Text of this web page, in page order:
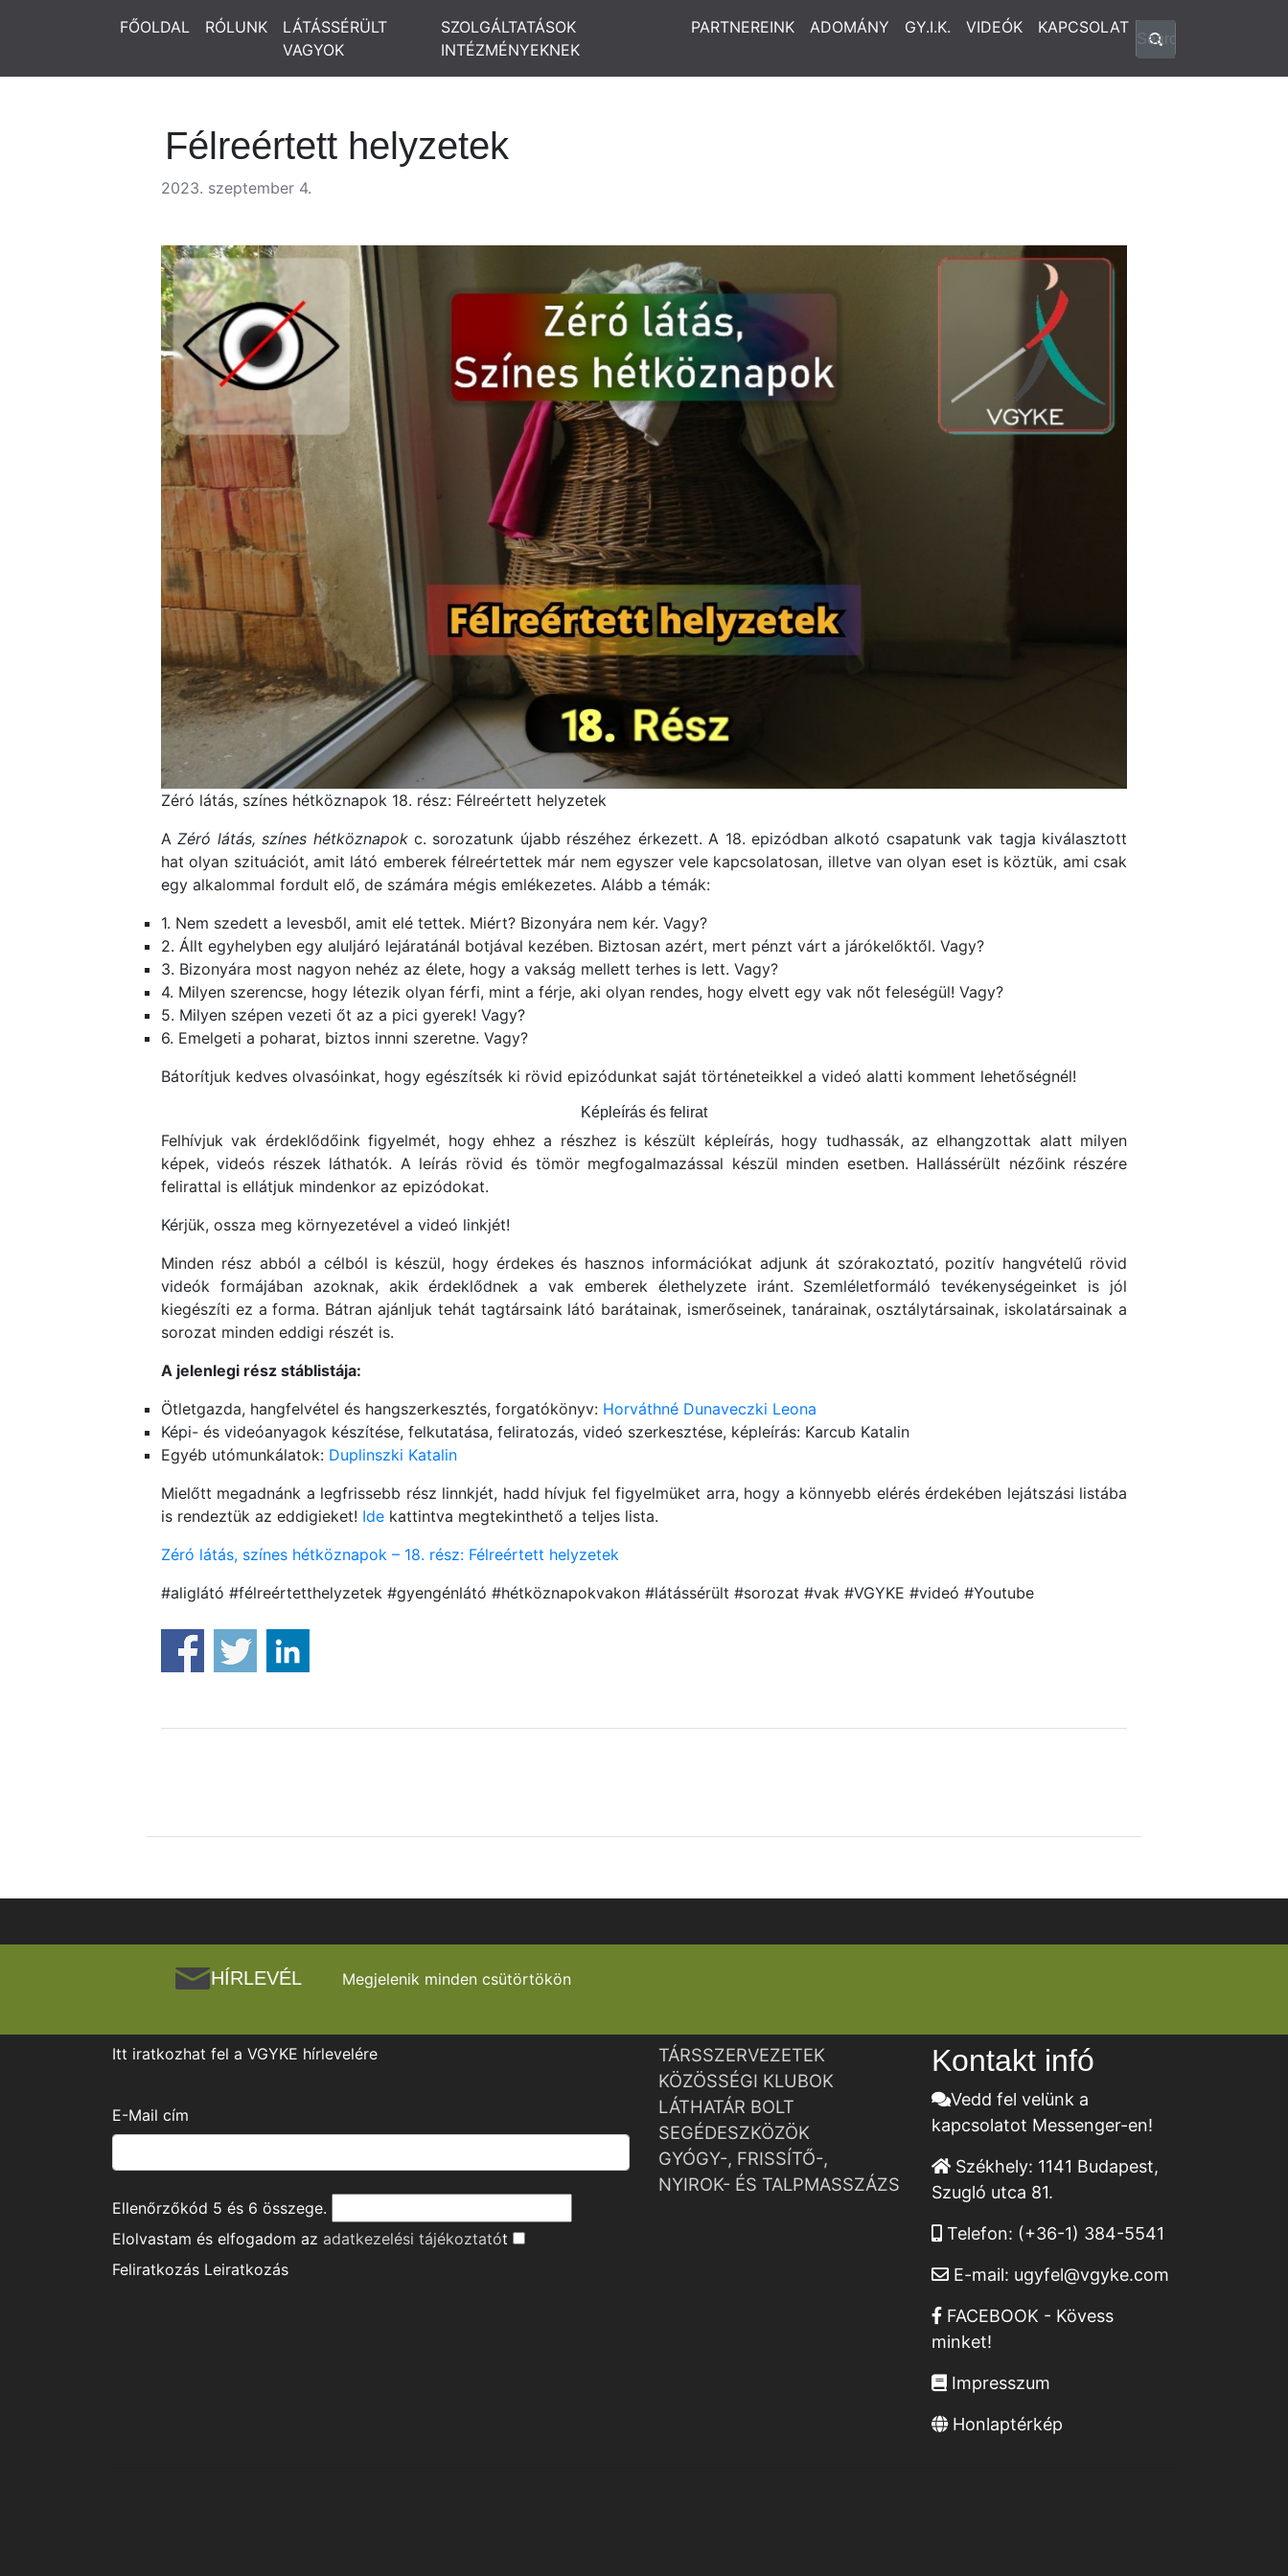
FŐOLDAL RÓLUNK
LÁTÁSSÉRÜLT
VAGYOK
SZOLGÁLTATÁSOK
INTÉZMÉNYEKNEK
PARTNEREINK ADOMÁNY GY.I.K. VIDEÓK KAPCSOLAT
Félreértett helyzetek
2023. szeptember 4.
Zéró látás, színes hétköznapok 18. rész: Félreértett helyzetek
AZéró látás, színes hétköznapokc. sorozatunk újabb részéhez érkezett. A 18. epizódban alkotó csapatunk vak tagja kiválasztott
hat olyan szituációt, amit látó emberek félreértettek már nem egyszer vele kapcsolatosan, illetve van olyan eset is köztük, ami csak
egy alkalommal fordult elő, de számára mégis emlékezetes. Alább a témák:
1. Nem szedett a levesből, amit elé tettek. Miért? Bizonyára nem kér. Vagy?
2. Állt egyhelyben egy aluljáró lejáratánál botjával kezében. Biztosan azért, mert pénzt várt a járókelőktől. Vagy?
3. Bizonyára most nagyon nehéz az élete, hogy a vakság mellett terhes is lett. Vagy?
4. Milyen szerencse, hogy létezik olyan férfi, mint a férje, aki olyan rendes, hogy elvett egy vak nőt feleségül! Vagy?
5. Milyen szépen vezeti őt az a pici gyerek! Vagy?
6. Emelgeti a poharat, biztos innni szeretne. Vagy?
Bátorítjuk kedves olvasóinkat, hogy egészítsék ki rövid epizódunkat saját történeteikkel a videó alatti komment lehetőségnél!
Képleírás és felirat
Felhívjuk vak érdeklődőink figyelmét, hogy ehhez a részhez is készült képleírás, hogy tudhassák, az elhangzottak alatt milyen
képek, videós részek láthatók. A leírás rövid és tömör megfogalmazással készül minden esetben. Hallássérült nézőink részére
felirattal is ellátjuk mindenkor az epizódokat.
Kérjük, ossza meg környezetével a videó linkjét!
Minden rész abból a célból is készül, hogy érdekes és hasznos információkat adjunk át szórakoztató, pozitív hangvételű rövid
videók formájában azoknak, akik érdeklődnek a vak emberek élethelyzete iránt. Szemléletformáló tevékenységeinket is jól
kiegészíti ez a forma. Bátran ajánljuk tehát tagtársaink látó barátainak, ismerőseinek, tanárainak, osztálytársainak, iskolatársainak a
sorozat minden eddigi részét is.
A jelenlegi rész stáblistája:
Ötletgazda, hangfelvétel és hangszerkesztés, forgatókönyv: Horváthné Dunaveczki Leona
Képi- és videóanyagok készítése, felkutatása, feliratozás, videó szerkesztése, képleírás: Karcub Katalin
Egyéb utómunkálatok: Duplinszki Katalin
Mielőtt megadnánk a legfrissebb rész linnkjét, hadd hívjuk fel figyelmüket arra, hogy a könnyebb elérés érdekében lejátszási listába
is rendeztük az eddigieket! Ide kattintva megtekinthető a teljes lista.
Zéró látás, színes hétköznapok – 18. rész: Félreértett helyzetek
#aliglátó #félreértetthelyzetek #gyengénlátó #hétköznapokvakon #látássérült #sorozat #vak #VGYKE #videó #Youtube
HÍRLEVÉL Megjelenik minden csütörtökön
Itt iratkozhat fel a VGYKE hírlevelére
E-Mail cím
Ellenőrzőkód 5 és 6 összege.
Elolvastam és elfogadom az adatkezelési tájékoztatót
Feliratkozás Leiratkozás
TÁRSSZERVEZETEK
KÖZÖSSÉGI KLUBOK
LÁTHATÁR BOLT
SEGÉDESZKÖZÖK
GYÓGY-, FRISSÍTŐ-,
NYIROK- ÉS TALPMASSZÁZS
Kontakt infó
Vedd fel velünk a
kapcsolatot Messenger-en!
Székhely: 1141 Budapest,
Szugló utca 81.
Telefon: (+36-1) 384-5541
E-mail: ugyfel@vgyke.com
FACEBOOK - Kövess
minket!
Impresszum
Honlaptérkép